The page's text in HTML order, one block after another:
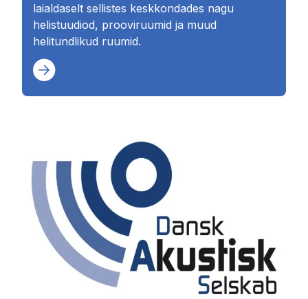
laialdaselt sellistes keskkondades nagu
helistuudiod, prooviruumid ja muud
helitundlikud ruumid.